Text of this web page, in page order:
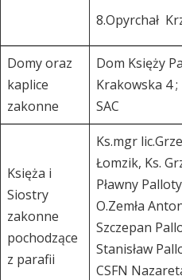
8.Opyrchał
Domy oraz
kaplice
zakonne
Dom Księży
Krakowska 4 ;
SAC
Księża i
Siostry
zakonne
pochodzące
z parafii
Ks.mgr
Łomzik, Ks.
Pławny
O.Zemła
Szczepan
Stanisław
CSFN